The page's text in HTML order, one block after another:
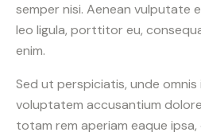
semper nisi. Aenean vulputate
leo ligula, porttitor eu,
enim.
Sed ut perspiciatis, unde
voluptatem accusantium
totam rem aperiam eaque